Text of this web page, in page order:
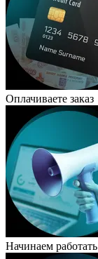
Оплачиваете заказ
Начинаем работать